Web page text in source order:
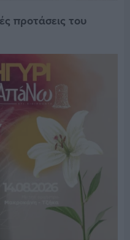
προτάσεις του